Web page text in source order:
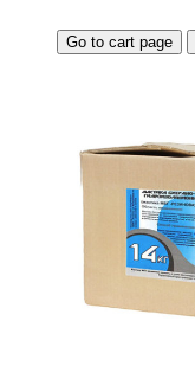
Go to cart page